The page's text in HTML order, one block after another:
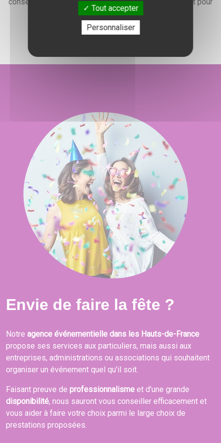
conseiller, vous renseigner et élaborer un devis gratuit pour
l'organisation de votre événement.
Envie de faire la fête ?
Notre agence événementielle dans les Hauts-de-France
propose ses services aux particuliers, mais aussi aux
entreprises, administrations ou associations qui souhaitent
organiser un événement quel qu'il soit.
Faisant preuve de professionnalisme et d'une grande
disponibilité, nous sauront vous conseiller efficacement et
vous aider à faire votre choix parmi le large choix de
prestations proposées.
Tout accepter
Personnaliser